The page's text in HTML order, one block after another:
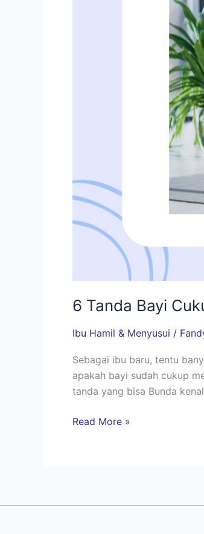
6 Tanda Bayi
Ibu Hamil & Menyusui /
Sebagai ibu baru, tentu
apakah bayi sudah cukup
tanda yang bisa Bunda
Read More »